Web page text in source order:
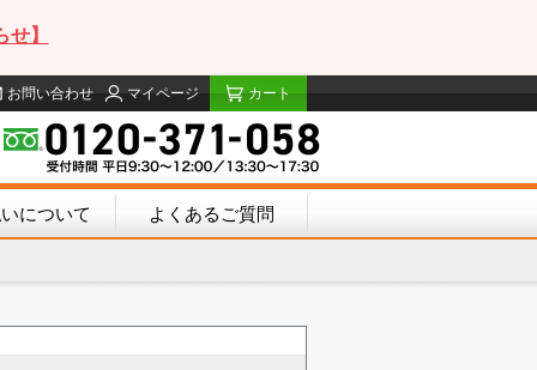
】
お問い合わせ マイページ カート
について よくあるご質問